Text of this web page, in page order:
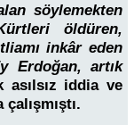
söylemekten
öldüren,
inkâr eden
Erdoğan, artık
asılsız iddia ve